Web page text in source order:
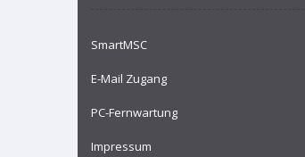
SmartMSC
E-Mail Zugang
PC-Fernwartung
Impressum